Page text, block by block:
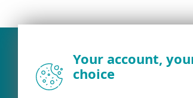
Your account,
choice